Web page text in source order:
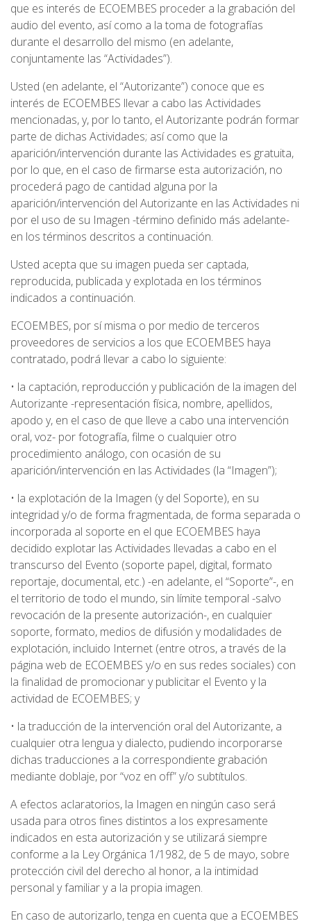
que es interés de ECOEMBES proceder a la grabación del
audio del evento, así como a la toma de fotografías
durante el desarrollo del mismo (en adelante,
conjuntamente las “Actividades”).
Usted (en adelante, el “Autorizante”) conoce que es
interés de ECOEMBES llevar a cabo las Actividades
mencionadas, y, por lo tanto, el Autorizante podrán formar
parte de dichas Actividades; así como que la
aparición/intervención durante las Actividades es gratuita,
por lo que, en el caso de firmarse esta autorización, no
procederá pago de cantidad alguna por la
aparición/intervención del Autorizante en las Actividades ni
por el uso de su Imagen -término definido más adelante-
en los términos descritos a continuación.
Usted acepta que su imagen pueda ser captada,
reproducida, publicada y explotada en los términos
indicados a continuación.
ECOEMBES, por sí misma o por medio de terceros
proveedores de servicios a los que ECOEMBES haya
contratado, podrá llevar a cabo lo siguiente:
• la captación, reproducción y publicación de la imagen del
Autorizante -representación física, nombre, apellidos,
apodo y, en el caso de que lleve a cabo una intervención
oral, voz- por fotografía, filme o cualquier otro
procedimiento análogo, con ocasión de su
aparición/intervención en las Actividades (la “Imagen”);
• la explotación de la Imagen (y del Soporte), en su
integridad y/o de forma fragmentada, de forma separada o
incorporada al soporte en el que ECOEMBES haya
decidido explotar las Actividades llevadas a cabo en el
transcurso del Evento (soporte papel, digital, formato
reportaje, documental, etc.) -en adelante, el “Soporte”-, en
el territorio de todo el mundo, sin límite temporal -salvo
revocación de la presente autorización-, en cualquier
soporte, formato, medios de difusión y modalidades de
explotación, incluido Internet (entre otros, a través de la
página web de ECOEMBES y/o en sus redes sociales) con
la finalidad de promocionar y publicitar el Evento y la
actividad de ECOEMBES; y
• la traducción de la intervención oral del Autorizante, a
cualquier otra lengua y dialecto, pudiendo incorporarse
dichas traducciones a la correspondiente grabación
mediante doblaje, por “voz en off” y/o subtítulos.
A efectos aclaratorios, la Imagen en ningún caso será
usada para otros fines distintos a los expresamente
indicados en esta autorización y se utilizará siempre
conforme a la Ley Orgánica 1/1982, de 5 de mayo, sobre
protección civil del derecho al honor, a la intimidad
personal y familiar y a la propia imagen.
En caso de autorizarlo, tenga en cuenta que a ECOEMBES